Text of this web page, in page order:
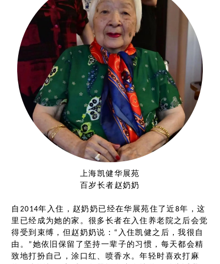
上海凯健华展苑
百岁长者赵奶奶
自 2014年入住，赵奶奶已经在华展苑住了近8年，这
里已经成为她的家。很多长者在入住养老院之后会觉
得受到束缚，但赵奶奶说： “ 入住凯健之后，我很自
由。 ”她依旧保留了坚持一辈子的习惯，每天都会精
致地打扮自己，涂口红、喷香水。年轻时喜欢打麻